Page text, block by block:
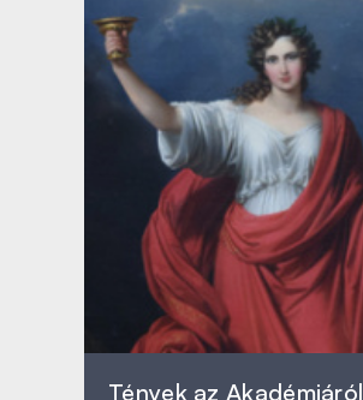
Tények az Akadémiáról